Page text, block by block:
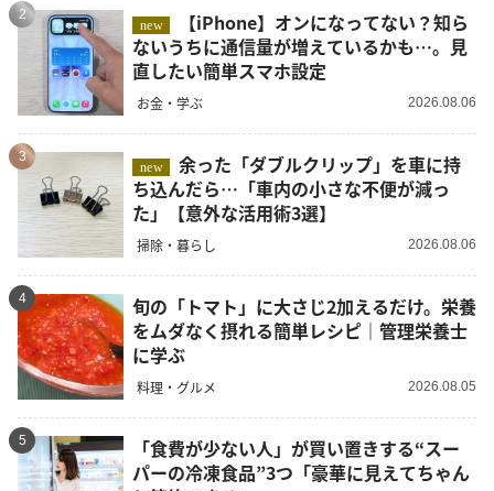
2
new
ないうちに通信量が増えているかも…。見
直したい簡単スマホ設定
お金・学ぶ 2026.08.06
3
new
余った「ダブルクリップ」を車に持
ち込んだら…「車内の小さな不便が減っ
た」【意外な活用術3選】
掃除・暮らし 2026.08.06
4
旬の「トマト」に大さじ2加えるだけ。栄養
をムダなく摂れる簡単レシピ｜管理栄養士
に学ぶ
料理・グルメ 2026.08.05
5
「食費が少ない人」が買い置きする“スー
パーの冷凍食品”3つ「豪華に見えてちゃん